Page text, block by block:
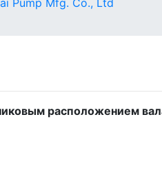
Pump Mfg. Co., Ltd
расположением